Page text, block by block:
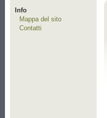
Info
Mappa del sito
Contatti